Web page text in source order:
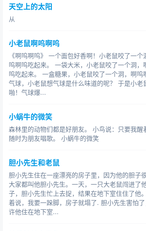
天空上的太阳
从
小老鼠啊呜啊呜
《啊呜啊呜》 一个面包好香啊！小老鼠咬了一个
呜啊呜吃起来。 一袋大米，小老鼠咬了一个洞，
呜吃起来。 一盒糖果，小老鼠咬了一个洞，啊呜
气球，小老鼠想气球是什么味道的呢？ 于是小老
啪！气球爆...
小蜗牛的微笑
森林里的动物们都是好朋友。 小鸟说：只要我醒
随时为朋友唱歌。 小蜗牛的微笑
胆小先生和老鼠
胆小先生住在一座漂亮的房子里，因为他的胆子很
大家都叫他胆小先生。一天，一只大老鼠闯进了
子，胆小先生忙上去捉，结果在地下室住住了他
着说，我要一跺脚，房子就塌了. 胆小先生害怕
许他住在地下室...